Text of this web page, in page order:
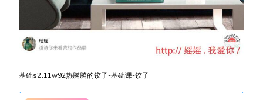
基础s2l11w92热腾腾的饺子-基础课-饺子